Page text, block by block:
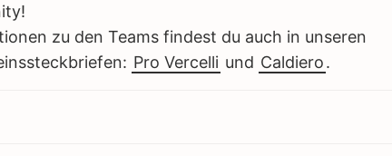
zu den Teams findest du auch in unseren
Pro Vercelli und Caldiero.